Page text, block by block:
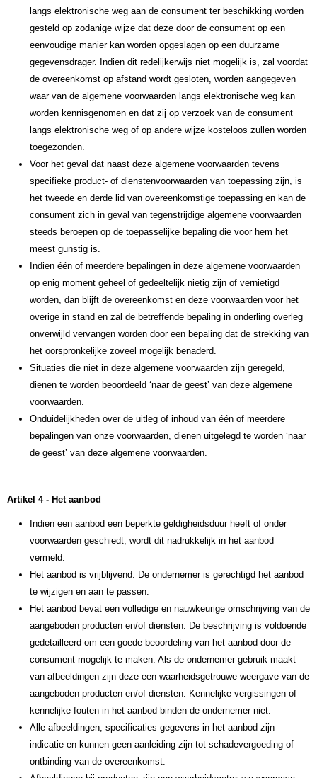
langs elektronische weg aan de consument ter beschikking worden
gesteld op zodanige wijze dat deze door de consument op een
eenvoudige manier kan worden opgeslagen op een duurzame
gegevensdrager. Indien dit redelijkerwijs niet mogelijk is, zal voordat
de overeenkomst op afstand wordt gesloten, worden aangegeven
waar van de algemene voorwaarden langs elektronische weg kan
worden kennisgenomen en dat zij op verzoek van de consument
langs elektronische weg of op andere wijze kosteloos zullen worden
toegezonden.
Voor het geval dat naast deze algemene voorwaarden tevens
specifieke product- of dienstenvoorwaarden van toepassing zijn, is
het tweede en derde lid van overeenkomstige toepassing en kan de
consument zich in geval van tegenstrijdige algemene voorwaarden
steeds beroepen op de toepasselijke bepaling die voor hem het
meest gunstig is.
Indien één of meerdere bepalingen in deze algemene voorwaarden
op enig moment geheel of gedeeltelijk nietig zijn of vernietigd
worden, dan blijft de overeenkomst en deze voorwaarden voor het
overige in stand en zal de betreffende bepaling in onderling overleg
onverwijld vervangen worden door een bepaling dat de strekking van
het oorspronkelijke zoveel mogelijk benaderd.
Situaties die niet in deze algemene voorwaarden zijn geregeld,
dienen te worden beoordeeld ‘naar de geest’ van deze algemene
voorwaarden.
Onduidelijkheden over de uitleg of inhoud van één of meerdere
bepalingen van onze voorwaarden, dienen uitgelegd te worden ‘naar
de geest’ van deze algemene voorwaarden.
Artikel 4 - Het aanbod
Indien een aanbod een beperkte geldigheidsduur heeft of onder
voorwaarden geschiedt, wordt dit nadrukkelijk in het aanbod
vermeld.
Het aanbod is vrijblijvend. De ondernemer is gerechtigd het aanbod
te wijzigen en aan te passen.
Het aanbod bevat een volledige en nauwkeurige omschrijving van de
aangeboden producten en/of diensten. De beschrijving is voldoende
gedetailleerd om een goede beoordeling van het aanbod door de
consument mogelijk te maken. Als de ondernemer gebruik maakt
van afbeeldingen zijn deze een waarheidsgetrouwe weergave van de
aangeboden producten en/of diensten. Kennelijke vergissingen of
kennelijke fouten in het aanbod binden de ondernemer niet.
Alle afbeeldingen, specificaties gegevens in het aanbod zijn
indicatie en kunnen geen aanleiding zijn tot schadevergoeding of
ontbinding van de overeenkomst.